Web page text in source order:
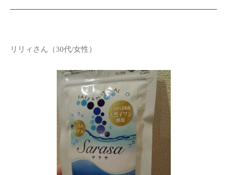
リリィさん（30代/女性）